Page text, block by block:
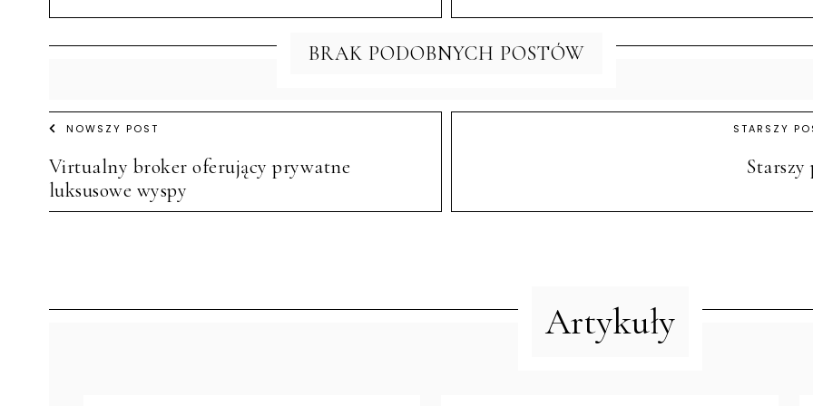
BRAK PODOBNYCH POSTÓW
NOWSZY POST
Virtualny broker oferujący prywatne
luksusowe wyspy
STARSZY
Starszy
Artykuły